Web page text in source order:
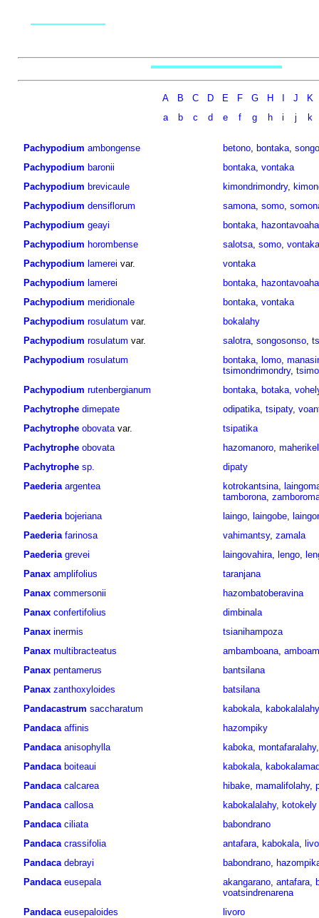
A B C D E F G H J
K
a
b c d e f g h i j k
Pachypodium ambongense betono, bontaka,
Pachypodium baronii bontaka, vontaka
Pachypodium brevicaule kimondrimondry,
Pachypodium densiflorum samona, somo,
Pachypodium geayi bontaka,
Pachypodium horombense salotsa, somo, vontaka
Pachypodium lamerei var.
vontaka
Pachypodium lamerei bontaka,
Pachypodium meridionale bontaka, vontaka
Pachypodium rosulatum var.
bokalahy
Pachypodium rosulatum var. salotra, songosonso,
Pachypodium rosulatum bontaka, lomo,
tsimondrimondry,
Pachypodium rutenbergianum bontaka, botaka,
Pachytrophe dimepate odipatika, tsipaty,
Pachytrophe obovatavar.
tsipatika
Pachytrophe obovata hazomanoro,
Pachytrophe sp.
dipaty
Paederia argentea kotrokantsina,
tamborona,
Paederia bojeriana laingo, laingobe,
Paederia farinosa vahimantsy, zamala
Paederia grevei laingovahira, lengo,
Panax amplifolius
taranjana
Panax commersonii
hazombatoberavina
Panax confertifolius
dimbinala
Panax inermis
tsianihampoza
Panax multibracteatus ambamboana,
Panax pentamerus
bantsilana
Panax zanthoxyloides
batsilana
Pandacastrum saccharatum kabokala, kabokalalahy
Pandaca affinis
hazompiky
Pandaca anisophylla kaboka, montafaralahy
Pandaca boiteaui kabokala,
Pandaca calcarea hibake, mamalifolahy,
Pandaca callosa kabokalalahy, kotokely
Pandaca ciliata
babondrano
Pandaca crassifolia antafara, kabokala,
Pandaca debrayi babondrano,
Pandaca eusepala akangarano, antafara,
voatsindrenarena
Pandaca eusepaloides
livoro